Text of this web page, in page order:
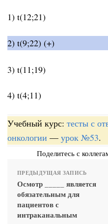
1) t(12;21)
2) t(9;22) (+)
3) t(11;19)
4) t(4;11)
Учебный курс: тесты с
онкологии — урок №53.
Поделитесь с
ПРЕДЫДУЩАЯ ЗАПИСЬ
Осмотр _____ является
обязательным для
пациентов с
интраканальным